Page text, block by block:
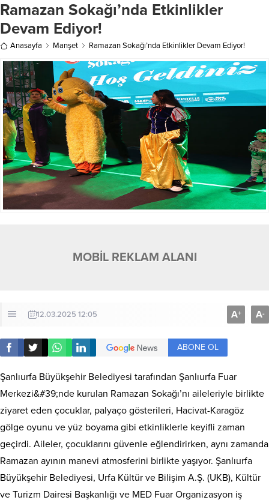
Ramazan Sokağı’nda Etkinlikler
Devam Ediyor!
Anasayfa Manşet Ramazan Sokağı’nda Etkinlikler Devam Ediyor!
MOBİL REKLAM ALANI
12.03.2025 12:05 A+ A-
ABONE OL
Şanlıurfa Büyükşehir Belediyesi tarafından Şanlıurfa Fuar
Merkezi&#39;nde kurulan Ramazan Sokağı’nı aileleriyle birlikte
ziyaret eden çocuklar, palyaço gösterileri, Hacivat-Karagöz
gölge oyunu ve yüz boyama gibi etkinliklerle keyifli zaman
geçirdi. Aileler, çocuklarını güvenle eğlendirirken, aynı zamanda
Ramazan ayının manevi atmosferini birlikte yaşıyor. Şanlıurfa
Büyükşehir Belediyesi, Urfa Kültür ve Bilişim A.Ş. (UKB), Kültür
ve Turizm Dairesi Başkanlığı ve MED Fuar Organizasyon iş